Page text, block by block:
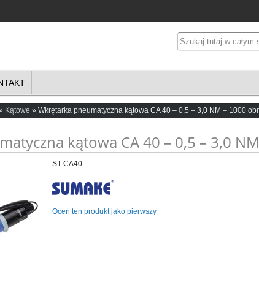
Kątowe Wkrętarka pneumatyczna kątowa CA 40 – 0,5 – 3,0 NM – 1000
kątowa CA 40 – 0,5 – 3,0
ST-CA40
Oceń ten produkt jako pierwszy